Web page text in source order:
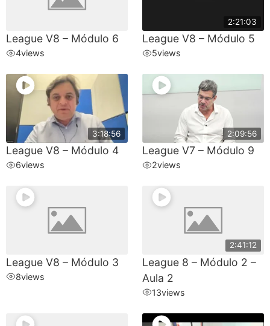
League V8 – Módulo 6
4views
2:21:03
League V8 – Módulo 5
5views
3:18:56
League V8 – Módulo 4
6views
2:09:56
League V7 – Módulo 9
2views
League V8 – Módulo 3
8views
2:41:12
League 8 – Módulo 2 –
Aula 2
13views